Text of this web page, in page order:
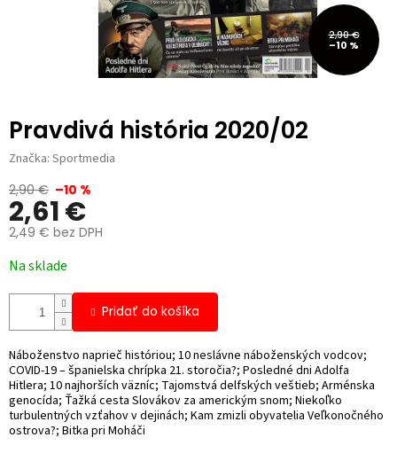
2,90 €
–10 %
Pravdivá história 2020/02
Značka: Sportmedia
2,90 € –10 %
2,61 €
2,49 € bez DPH
cena:
Na sklade
Pridať do košíka
Náboženstvo naprieč históriou; 10 neslávne náboženských vodcov;
COVID-19 – španielska chrípka 21. storočia?; Posledné dni Adolfa
Hitlera; 10 najhorších väzníc; Tajomstvá delfských veštieb; Arménska
genocída; Ťažká cesta Slovákov za americkým snom; Niekoľko
turbulentných vzťahov v dejinách; Kam zmizli obyvatelia Veľkonočného
ostrova?; Bitka pri Moháči